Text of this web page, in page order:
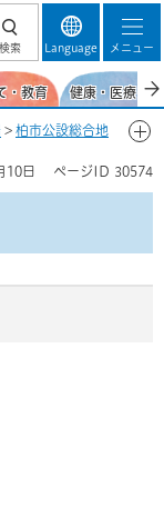
検索 Language メニュー
・教育 健康・医療・
> 柏市公設総合地
10日 ページID 30574